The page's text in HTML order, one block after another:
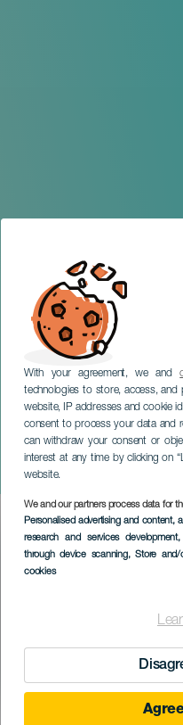
With your agreement, we and
technologies to store, access, and
website, IP addresses and cookie
consent to process your data and
can withdraw your consent or
interest at any time by clicking on
website.
We and our partners process data for
Personalised advertising and content,
research and services development,
through device scanning, Store and/
cookies
Cajón
Rod
TENERIFFA
Imagen
Listado